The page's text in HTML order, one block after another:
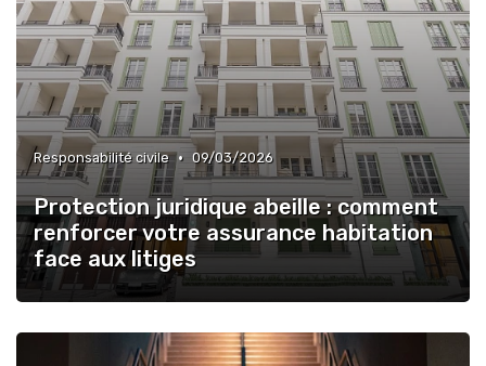
Responsabilité civile • 09/03/2026
Protection juridique abeille : comment
renforcer votre assurance habitation
face aux litiges